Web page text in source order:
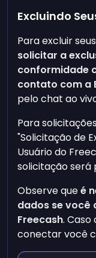
Excluindo
Para excluir
solicitar a
conformidade
contato com a
pelo chat ao
Para
"Solicitação de
Usuário do
solicitação será
Observe queé
dados se você
Freecash.
conectar você